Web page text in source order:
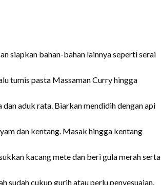
siapkan bahan-bahan lainnya seperti serai
tumis pasta Massaman Curry hingga
aduk rata. Biarkan mendidih dengan api
dan kentang. Masak hingga kentang
kacang mete dan beri gula merah serta
sudah cukup gurih atau perlu penyesuaian.